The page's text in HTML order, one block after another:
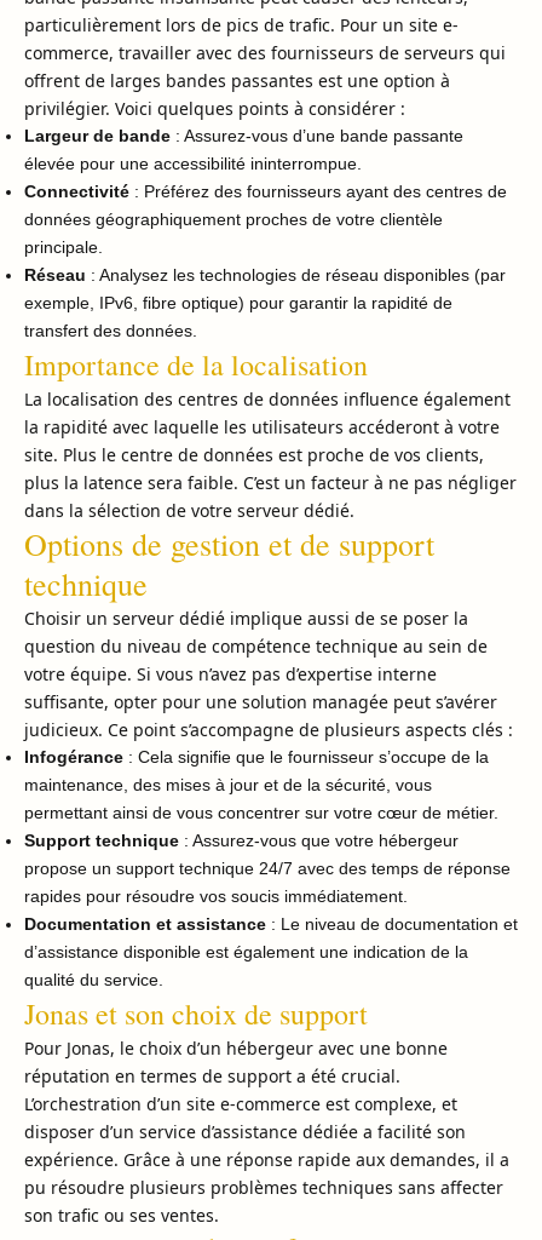
particulièrement lors de pics de trafic. Pour un site e-
commerce, travailler avec des fournisseurs de serveurs qui
offrent de larges bandes passantes est une option à
privilégier. Voici quelques points à considérer :
Largeur de bande : Assurez-vous d’une bande passante
élevée pour une accessibilité ininterrompue.
Connectivité : Préférez des fournisseurs ayant des centres de
données géographiquement proches de votre clientèle
principale.
Réseau : Analysez les technologies de réseau disponibles (par
exemple, IPv6, fibre optique) pour garantir la rapidité de
transfert des données.
Importance de la localisation
La localisation des centres de données influence également
la rapidité avec laquelle les utilisateurs accéderont à votre
site. Plus le centre de données est proche de vos clients,
plus la latence sera faible. C’est un facteur à ne pas négliger
dans la sélection de votre serveur dédié.
Options de gestion et de support
technique
Choisir un serveur dédié implique aussi de se poser la
question du niveau de compétence technique au sein de
votre équipe. Si vous n’avez pas d’expertise interne
suffisante, opter pour une solution managée peut s’avérer
judicieux. Ce point s’accompagne de plusieurs aspects clés :
Infogérance : Cela signifie que le fournisseur s’occupe de la
maintenance, des mises à jour et de la sécurité, vous
permettant ainsi de vous concentrer sur votre cœur de métier.
Support technique : Assurez-vous que votre hébergeur
propose un support technique 24/7 avec des temps de réponse
rapides pour résoudre vos soucis immédiatement.
Documentation et assistance : Le niveau de documentation et
d’assistance disponible est également une indication de la
qualité du service.
Jonas et son choix de support
Pour Jonas, le choix d’un hébergeur avec une bonne
réputation en termes de support a été crucial.
L’orchestration d’un site e-commerce est complexe, et
disposer d’un service d’assistance dédiée a facilité son
expérience. Grâce à une réponse rapide aux demandes, il a
pu résoudre plusieurs problèmes techniques sans affecter
son trafic ou ses ventes.